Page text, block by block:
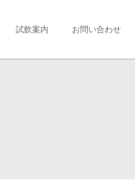
試飲案内 お問い合わせ